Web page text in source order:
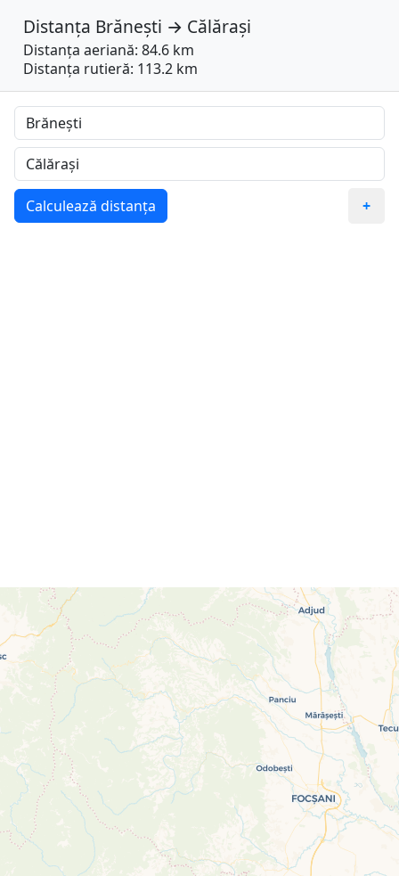
Distanța Brănești → Călărași
Distanța aeriană: 84.6 km
Distanța rutieră: 113.2 km
Calculează distanța +